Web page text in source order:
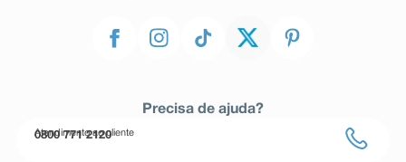
Precisa de ajuda?
Atendimento ao cliente
0800 771 2120